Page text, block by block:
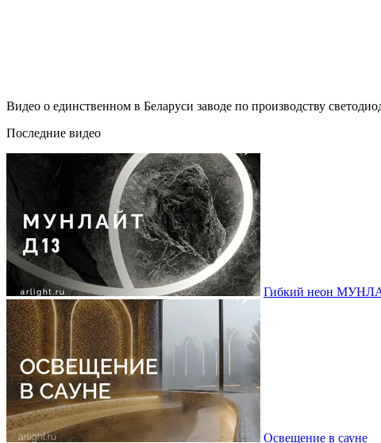
Видео о единственном в Беларуси заводе по производству
Последние видео
Гибкий неон
Освещение в сауне